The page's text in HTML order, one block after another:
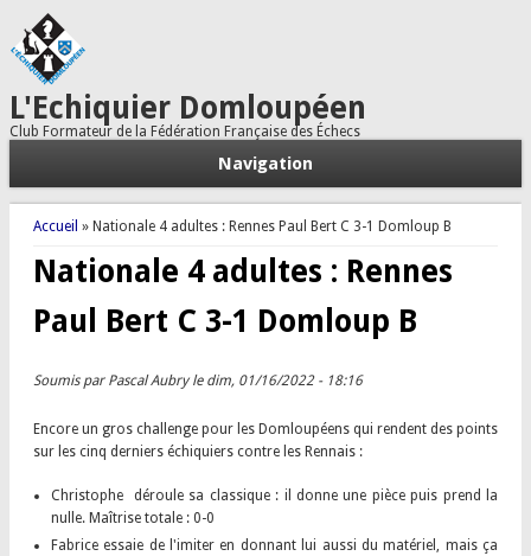
L'Echiquier Domloupéen
Club Formateur de la Fédération Française des Échecs
Navigation
Vous êtes ici
Accueil » Nationale 4 adultes : Rennes Paul Bert C 3-1 Domloup B
Nationale 4 adultes : Rennes
Paul Bert C 3-1 Domloup B
Soumis par Pascal Aubryle dim, 01/16/2022 - 18:16
Encore un gros challenge pour les Domloupéens qui rendent des points
sur les cinq derniers échiquiers contre les Rennais :
Christophe déroule sa classique : il donne une pièce puis prend la
nulle. Maîtrise totale : 0-0
Fabrice essaie de l'imiter en donnant lui aussi du matériel, mais ça